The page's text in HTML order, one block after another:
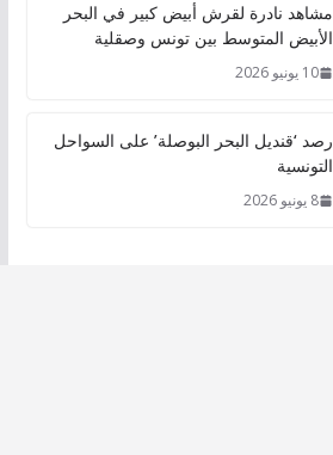
مشاهد نادرة لقرش أبيض كبير في البحر
الأبيض المتوسط بين تونس وصقلية
10 يونيو 2026
رصد ‘قنديل البحر البوصلة’ على السواحل
التونسية
8 يونيو 2026